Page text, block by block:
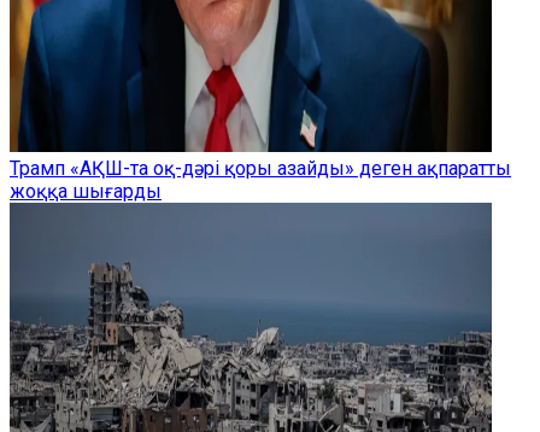
Трамп «АҚШ-та оқ-дәрі қоры азайды» деген ақпаратты
жоққа шығарды